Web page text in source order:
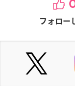
フォロー